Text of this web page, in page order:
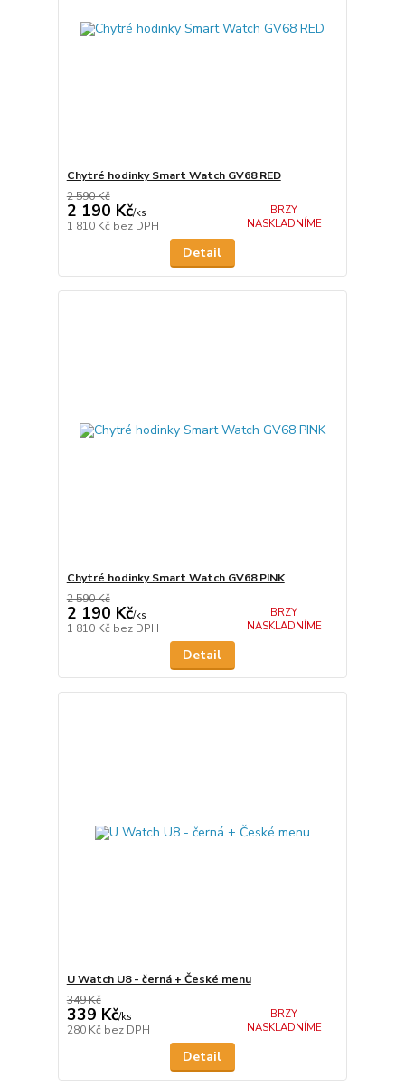
Chytré hodinky Smart Watch GV68 RED
2 590 Kč
2 190 Kč/ks
1 810 Kč bez DPH
BRZY
NASKLADNÍME
Detail
Chytré hodinky Smart Watch GV68 PINK
2 590 Kč
2 190 Kč/ks
1 810 Kč bez DPH
BRZY
NASKLADNÍME
Detail
U Watch U8 - černá + České menu
349 Kč
339 Kč/ks
280 Kč bez DPH
BRZY
NASKLADNÍME
Detail